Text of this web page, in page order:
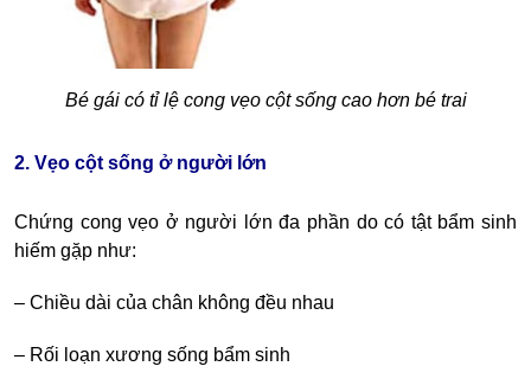
Bé gái có tỉ lệ cong vẹo cột sống cao hơn bé trai
2. Vẹo cột sống ở người lớn
Chứng cong vẹo ở người lớn đa phần do có tật bẩm sinh
hiếm gặp như:
– Chiều dài của chân không đều nhau
– Rối loạn xương sống bẩm sinh